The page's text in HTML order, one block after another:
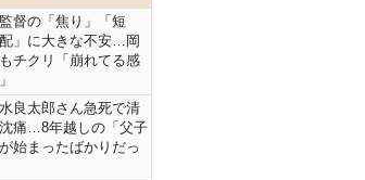
督の「焦り」「短
」に大きな不安…岡
チクリ「崩れてる感
良太郎さん急死で清
痛…8年越しの「父子
始まったばかりだっ